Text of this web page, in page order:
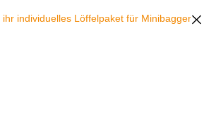
individuelles Löffelpaket für Minibagger